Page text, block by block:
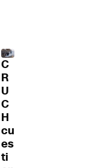
C
R
U
C
H
cu
es
ti